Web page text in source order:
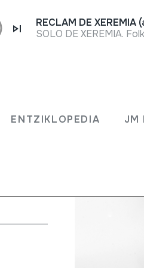
ENTZIKLOPEDIA JM
RECLAM DE XEREMIA
SOLO DE XEREMIA.